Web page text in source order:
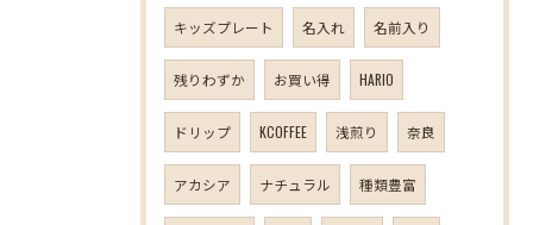
キッズプレート 名入れ 名前入り
残りわずか お買い得 HARIO
ドリップ KCOFFEE 浅煎り 奈良
アカシア ナチュラル 種類豊富